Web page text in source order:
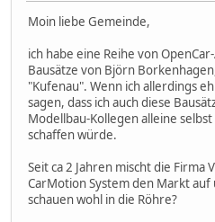
Moin liebe Gemeinde,
ich habe eine Reihe von
Bausätze von Björn
"Kufenau". Wenn ich allerdings
sagen, dass ich auch diese
Modellbau-Kollegen alleine
schaffen würde.
Seit ca 2 Jahren mischt die Firma
CarMotion System den Markt
schauen wohl in die Röhre?